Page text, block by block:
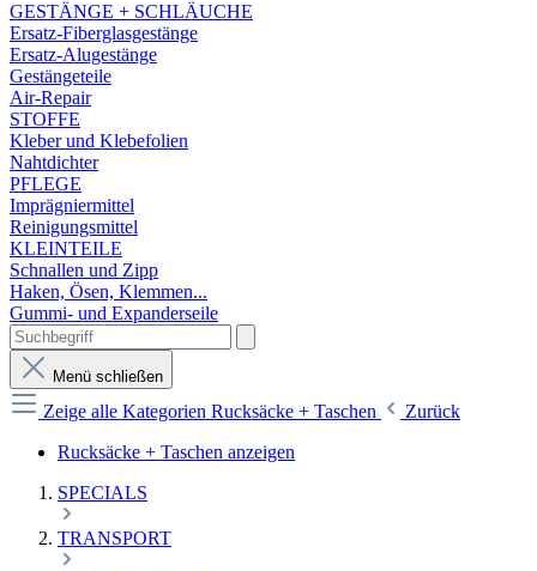
GESTÄNGE + SCHLÄUCHE
Ersatz-Fiberglasgestänge
Ersatz-Alugestänge
Gestängeteile
Air-Repair
STOFFE
Kleber und Klebefolien
Nahtdichter
PFLEGE
Imprägniermittel
Reinigungsmittel
KLEINTEILE
Schnallen und Zipp
Haken, Ösen, Klemmen...
Gummi- und Expanderseile
Menü schließen
Zeige alle Kategorien Rucksäcke + Taschen
Zurück
Rucksäcke + Taschen anzeigen
SPECIALS
TRANSPORT